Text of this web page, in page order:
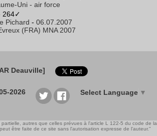
Uni - air force
264✓
Pichard - 06.07.2007
(FRA) MNA 2007
Deauville]
2026 Select Language ▼
autres que celles prévues à l'article L 122-5 du code de la
être faite de ce site sans l'autorisation expresse de l'auteur."